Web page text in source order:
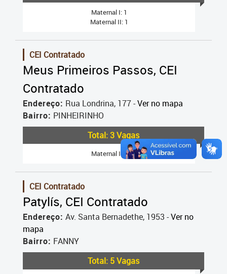
Maternal I: 1
Maternal II: 1
CEI Contratado
Meus Primeiros Passos, CEI
Contratado
Endereço: Rua Londrina, 177 -Ver no mapa
Bairro: PINHEIRINHO
Total: 3 Vagas
Maternal I: 3
CEI Contratado
Patylís, CEI Contratado
Endereço: Av. Santa Bernadethe, 1953 -Ver no
mapa
Bairro: FANNY
Total: 5 Vagas